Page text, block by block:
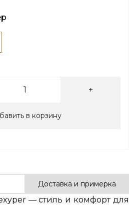
+
в корзину
Доставка и примерка
— стиль и комфорт для